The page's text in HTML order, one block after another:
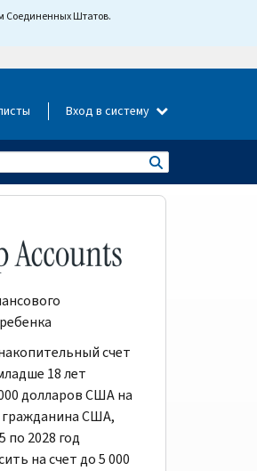
Соединенных Штатов.
Вход в систему
счет
18 лет
долларов США на
гражданина США,
по 2028 год
на счет до 5 000